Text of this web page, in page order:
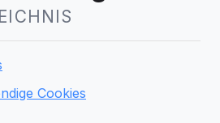
Cookies